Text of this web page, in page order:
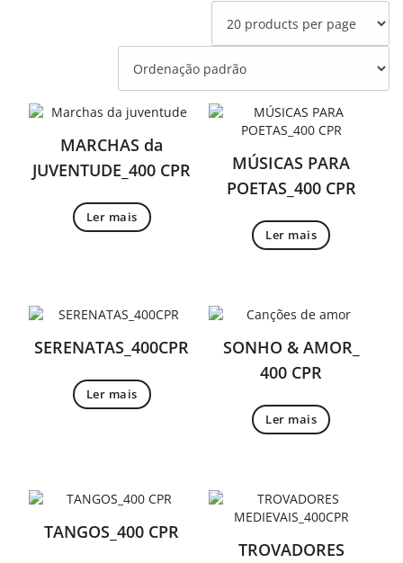
MARCHAS da
JUVENTUDE_400 CPR
Ler mais
MÚSICAS PARA
POETAS_400 CPR
Ler mais
SERENATAS_400CPR
Ler mais
SONHO & AMOR_
400 CPR
Ler mais
TANGOS_400 CPR
TROVADORES